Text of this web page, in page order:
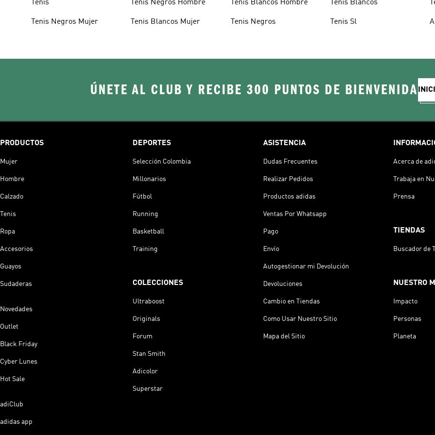
Tenis
Tenis Negros Mujer
Tenis Negros Hombre
Tenis Blancos Mujer
Tenis Blancos Hombre
Tenis Negros
Tenis Blancos
Tenis Sl
ÚNETE AL CLUB Y RECIBE 300 PUNTOS DE BIENVENIDA
PRODUCTOS
Mujer
Hombre
Calzado
Tenis
Ropa
Accesorios
Guayos
Sudaderas
Novedades
Outlet
Black Friday
Cyber Lunes
Hot Sale
adiClub
adidas app
DEPORTES
Selección Colombia
Millonarios
Fútbol
Running
Basketball
Training
COLECCIONES
Ultraboost
Originals
Forum
Stan Smith
Adicolor
Superstar
ASISTENCIA
Dudas Frecuentes
Realizar Pedidos
Productos adidas
Ventas Por Whatsapp
Pago
Envío
Autogestionar mi Devolución
Devoluciones
Cambio en Tiendas
Como Usar Nuestro Sitio
Mapa del Sitio
Acerca de
Trabaja en
Prensa
TIENDAS
Buscador de
NUESTRO
Impacto
Personas
Planeta